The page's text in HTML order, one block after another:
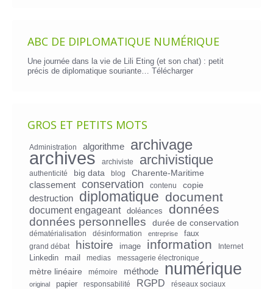
ABC DE DIPLOMATIQUE NUMÉRIQUE
Une journée dans la vie de Lili Eting (et son chat) : petit
précis de diplomatique souriante… Télécharger
GROS ET PETITS MOTS
Administration algorithme archivage
archives archiviste archivistique
authenticité big data blog
Charente-Maritime
classement
conservation contenu
copie
destruction
diplomatique document
document engageant doléances données
données personnelles durée de conservation
dématérialisation désinformation entreprise faux
grand débat histoire image information Internet
Linkedin mail medias messagerie électronique
mètre linéaire mémoire méthode numérique
original papier responsabilité RGPD réseaux sociaux